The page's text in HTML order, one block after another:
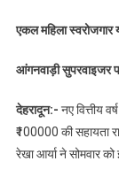
एकल महिला स्वरोजगार
आंगनवाड़ी सुपरवाइजर
देहरादून:- नए वित्तीय
₹100000 की सहायता
रेखा आर्या ने सोमवार